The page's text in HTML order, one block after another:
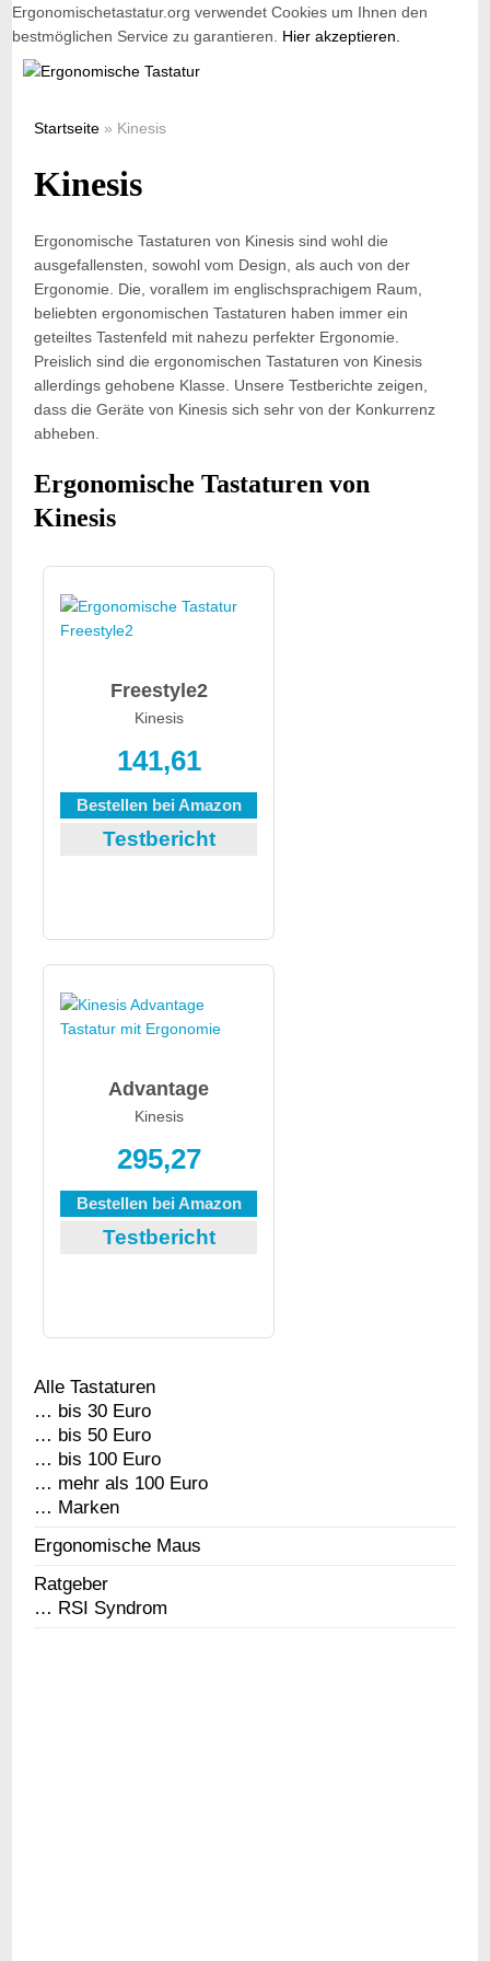
Ergonomischetastatur.org verwendet Cookies um Ihnen den
bestmöglichen Service zu garantieren. Hier akzeptieren.
Startseite » Kinesis
Kinesis
Ergonomische Tastaturen von Kinesis sind wohl die
ausgefallensten, sowohl vom Design, als auch von der
Ergonomie. Die, vorallem im englischsprachigem Raum,
beliebten ergonomischen Tastaturen haben immer ein
geteiltes Tastenfeld mit nahezu perfekter Ergonomie.
Preislich sind die ergonomischen Tastaturen von Kinesis
allerdings gehobene Klasse. Unsere Testberichte zeigen,
dass die Geräte von Kinesis sich sehr von der Konkurrenz
abheben.
Ergonomische Tastaturen von
Kinesis
Freestyle2
Kinesis
141,61
Bestellen bei Amazon
Testbericht
Advantage
Kinesis
295,27
Bestellen bei Amazon
Testbericht
Alle Tastaturen
… bis 30 Euro
… bis 50 Euro
… bis 100 Euro
… mehr als 100 Euro
… Marken
Ergonomische Maus
Ratgeber
… RSI Syndrom